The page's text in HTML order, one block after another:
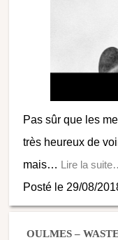
Pas sûr que les
très heureux de
mais… Lire la
Posté le 29/08/
OULMES –